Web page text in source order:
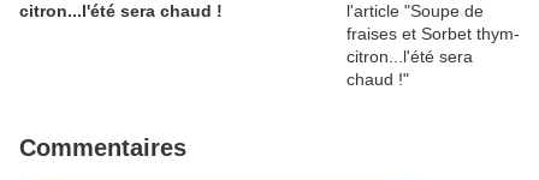
citron...l'été sera chaud !
Commentaires